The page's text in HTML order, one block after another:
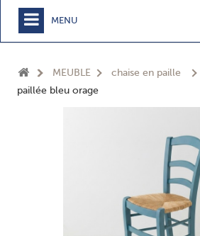
MENU
MEUBLE chaise en paille
paillée bleu orage